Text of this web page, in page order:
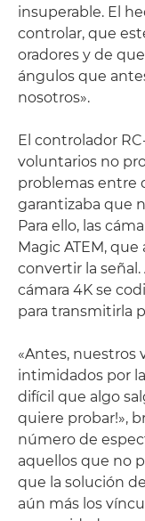
insuperable. El
controlar, que
oradores y de
ángulos que
nosotros».
El controlador
voluntarios no
problemas entre
garantizaba que
Para ello, las
Magic ATEM,
convertir la
cámara 4K se
para transmitirla
«Antes, nuestros
intimidados por
difícil que algo
quiere probar!»,
número de
aquellos que no
que la solución
aún más los